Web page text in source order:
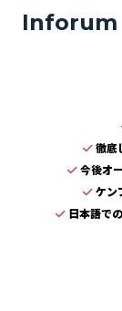
Inforum
徹底
今後オ
ケン
日本語で